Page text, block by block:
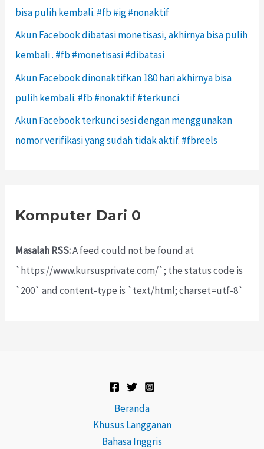
bisa pulih kembali. #fb #ig #nonaktif
Akun Facebook dibatasi monetisasi, akhirnya bisa pulih
kembali . #fb #monetisasi #dibatasi
Akun Facebook dinonaktifkan 180 hari akhirnya bisa
pulih kembali. #fb #nonaktif #terkunci
Akun Facebook terkunci sesi dengan menggunakan
nomor verifikasi yang sudah tidak aktif. #fbreels
Komputer Dari 0
Masalah RSS:A feed could not be found at
`https://www.kursusprivate.com/`; the status code is
`200` and content-type is `text/html; charset=utf-8`
Beranda
Khusus Langganan
Bahasa Inggris